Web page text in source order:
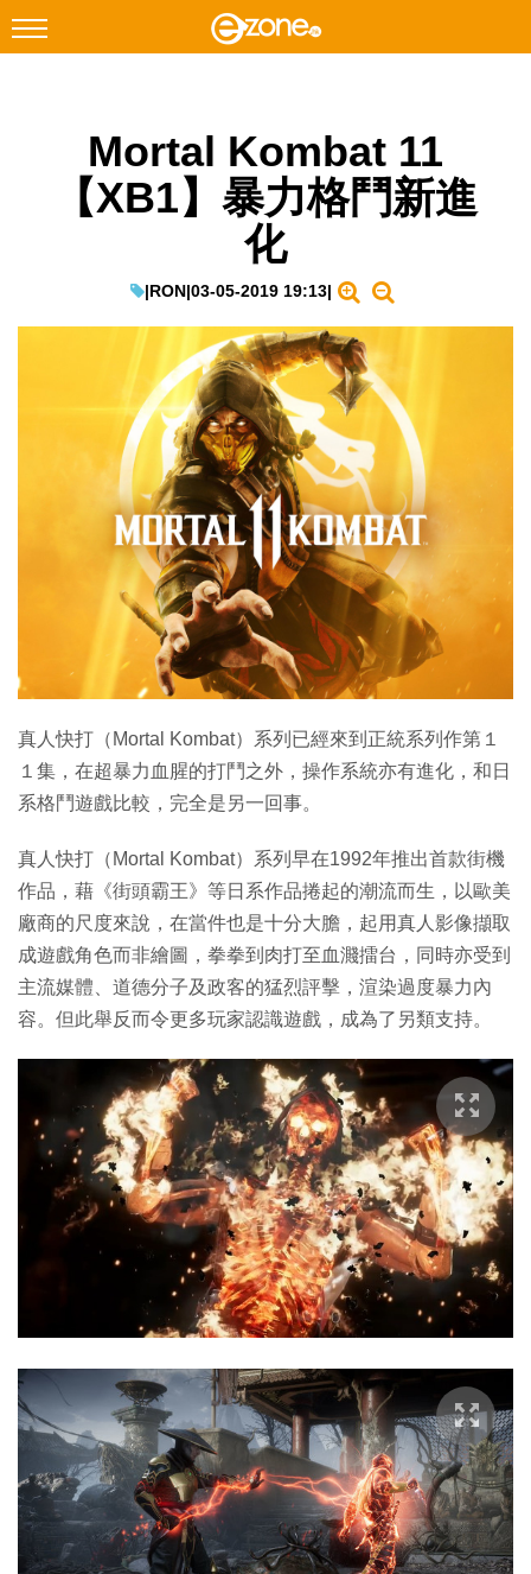
Facebook Instagram
科技焦點
教學評測
生成式AI與雲端應用
Enterprise Digital Transformation
Mortal Kombat 11
【XB1】暴力格鬥新進
化
|RON|03-05-2019 19:13|
真人快打（Mortal Kombat）系列已經來到正統系列作第１
１集，在超暴力血腥的打鬥之外，操作系統亦有進化，和日
系格鬥遊戲比較，完全是另一回事。
真人快打（Mortal Kombat）系列早在1992年推出首款街機
作品，藉《街頭霸王》等日系作品捲起的潮流而生，以歐美
廠商的尺度來說，在當件也是十分大膽，起用真人影像擷取
成遊戲角色而非繪圖，拳拳到肉打至血濺擂台，同時亦受到
主流媒體、道德分子及政客的猛烈評擊，渲染過度暴力內
容。但此舉反而令更多玩家認識遊戲，成為了另類支持。